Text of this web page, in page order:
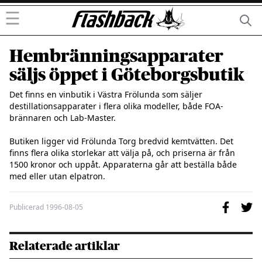
☰
Hembränningsapparater
säljs öppet i Göteborgsbutik
Det finns en vinbutik i Västra Frölunda som säljer
destillationsapparater i flera olika modeller, både FOA-
brännaren och Lab-Master.
Butiken ligger vid Frölunda Torg bredvid kemtvätten. Det
finns flera olika storlekar att välja på, och priserna är från
1500 kronor och uppåt. Apparaterna går att beställa både
med eller utan elpatron.
Publicerad 1996-08-05
Relaterade artiklar